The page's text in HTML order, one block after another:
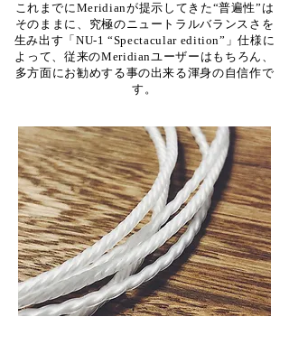
これまでにMeridianが提示してきた“普遍性”は
そのままに、究極のニュートラルバランスさを
生み出す「NU-1 “Spectacular edition”」仕様に
よって、従来のMeridianユーザーはもちろん、
多方面にお勧めする事の出来る渾身の自信作で
す。